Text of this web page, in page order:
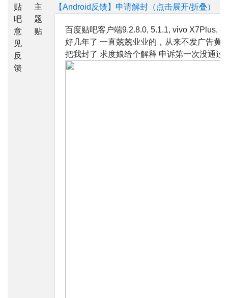
贴
吧
意
见
反
馈
主
题
贴
【Android反馈】申请解封（点击展开/折叠）
百度贴吧客户端9.2.8.0, 5.1.1, vivo X7Plus,
好几年了 一直兢兢业业的，从来不发广告黄
把我封了 求度娘给个解释 申诉第一次没通过